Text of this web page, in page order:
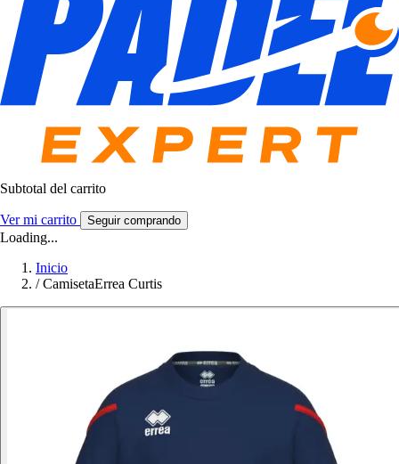
Subtotal del carrito
Ver mi carrito Seguir comprando
Loading...
Inicio
/ CamisetaErrea Curtis